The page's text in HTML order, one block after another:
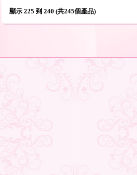
顯示 225 到 240 (共245個產品)